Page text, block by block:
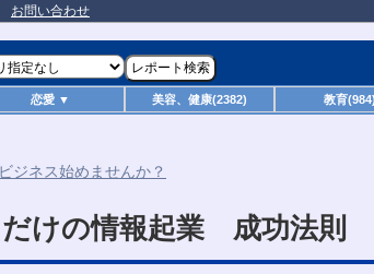
お問い合わせ
恋愛 ▼ 美容、健康(2382) 教育(984)
けの情報起業 成功法則